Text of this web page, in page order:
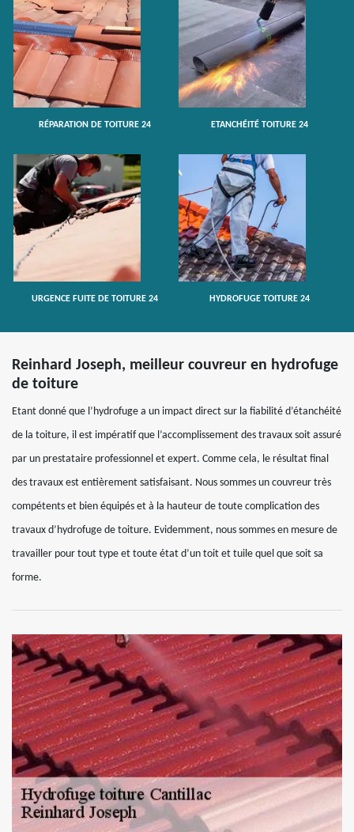
RÉPARATION DE TOITURE 24 ETANCHÉITÉ TOITURE 24
URGENCE FUITE DE TOITURE 24 HYDROFUGE TOITURE 24
Reinhard Joseph, meilleur couvreur en hydrofuge
de toiture
Etant donné que l’hydrofuge a un impact direct sur la fiabilité d’étanchéité
de la toiture, il est impératif que l’accomplissement des travaux soit assuré
par un prestataire professionnel et expert. Comme cela, le résultat final
des travaux est entièrement satisfaisant. Nous sommes un couvreur très
compétents et bien équipés et à la hauteur de toute complication des
travaux d’hydrofuge de toiture. Evidemment, nous sommes en mesure de
travailler pour tout type et toute état d’un toit et tuile quel que soit sa
forme.